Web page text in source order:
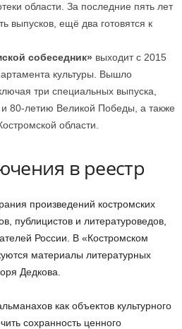
области. За последние пять лет
выпусков, ещё два готовятся к
собеседник» выходит с 2015
культуры. Вышло
три специальных выпуска,
80-летию Великой Победы, а также
области.
в реестр
произведений костромских
публицистов и литературоведов,
России. В «Костромском
материалы литературных
Дедкова.
как объектов культурного
сохранность ценного